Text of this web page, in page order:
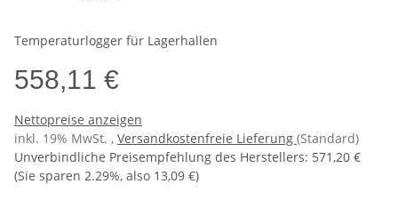
Temperaturlogger für Lagerhallen
558,11 €
Nettopreise anzeigen
inkl. 19% MwSt. , Versandkostenfreie Lieferung (Standard)
Unverbindliche Preisempfehlung des Herstellers: 571,20 €
(Sie sparen 2.29%, also 13,09 €)